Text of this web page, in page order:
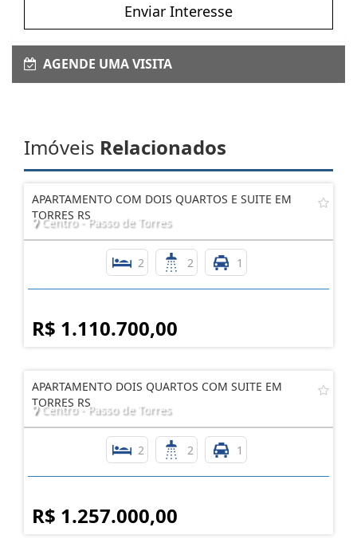
Enviar Interesse
AGENDE UMA VISITA
Imóveis Relacionados
APARTAMENTO COM DOIS QUARTOS E SUITE EM
TORRES RS
Centro - Passo de Torres
2 2 1
R$ 1.110.700,00
APARTAMENTO DOIS QUARTOS COM SUITE EM
TORRES RS
Centro - Passo de Torres
2 2 1
R$ 1.257.000,00